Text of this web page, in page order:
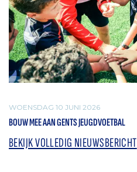
WOENSDAG 10 JUNI 2026
BOUW MEE AAN GENTS JEUGDVOETBAL
BEKIJK VOLLEDIG NIEUWSBERICHT